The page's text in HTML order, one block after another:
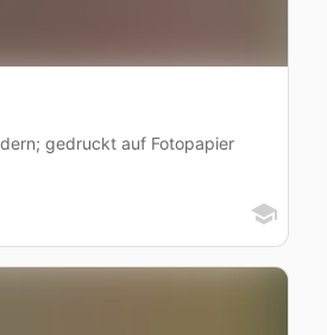
gedruckt auf Fotopapier